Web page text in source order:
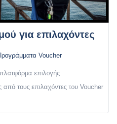
για επιλαχόντες
Voucher
επιλογής
τους επιλαχόντες του Voucher